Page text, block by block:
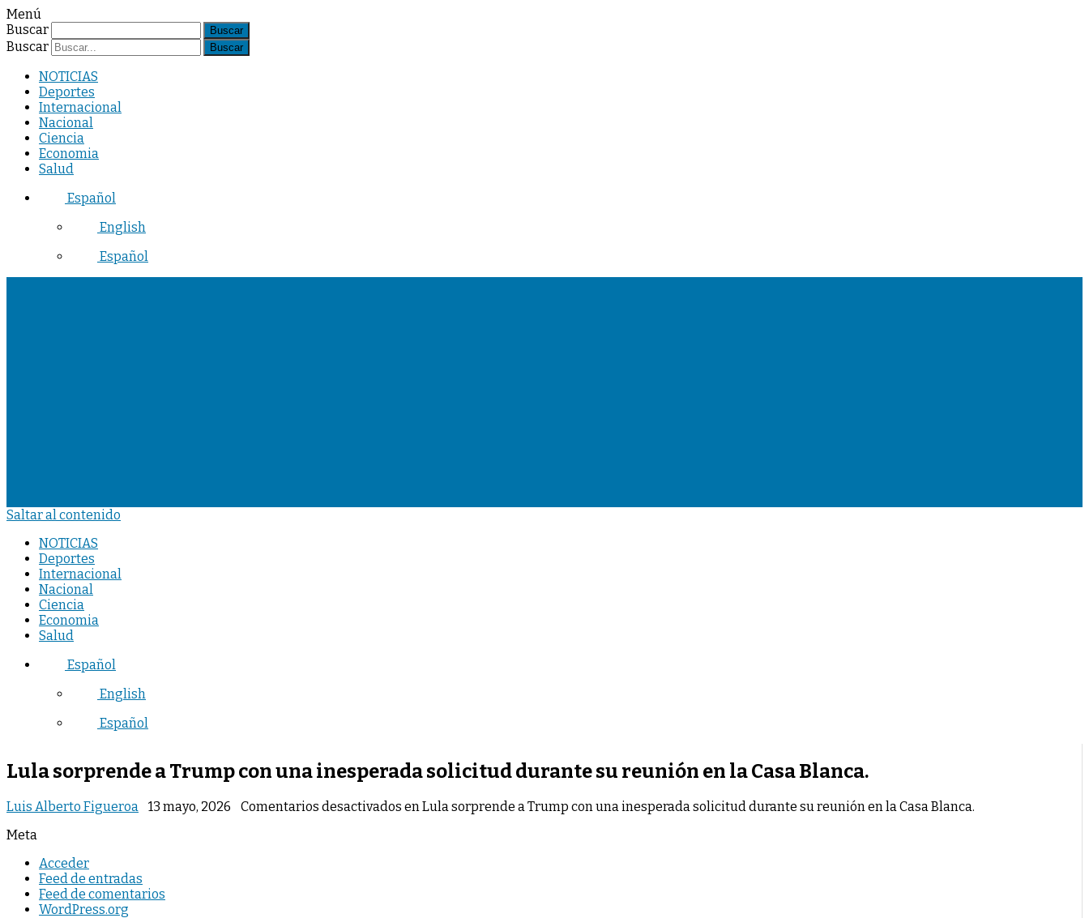
Menú
Buscar
Buscar
NOTICIAS
Deportes
Internacional
Nacional
Ciencia
Economia
Salud
Español
English
Español
Saltar al contenido
NOTICIAS
Deportes
Internacional
Nacional
Ciencia
Economia
Salud
Español
English
Español
Lula sorprende a Trump con una inesperada solicitud durante su reunión en la Casa Blanca.
Luis Alberto Figueroa 13 mayo, 2026 Comentarios desactivados en Lula sorprende a Trump con una inesperada solicitud durante su reunión en la Casa Blanca.
Meta
Acceder
Feed de entradas
Feed de comentarios
WordPress.org